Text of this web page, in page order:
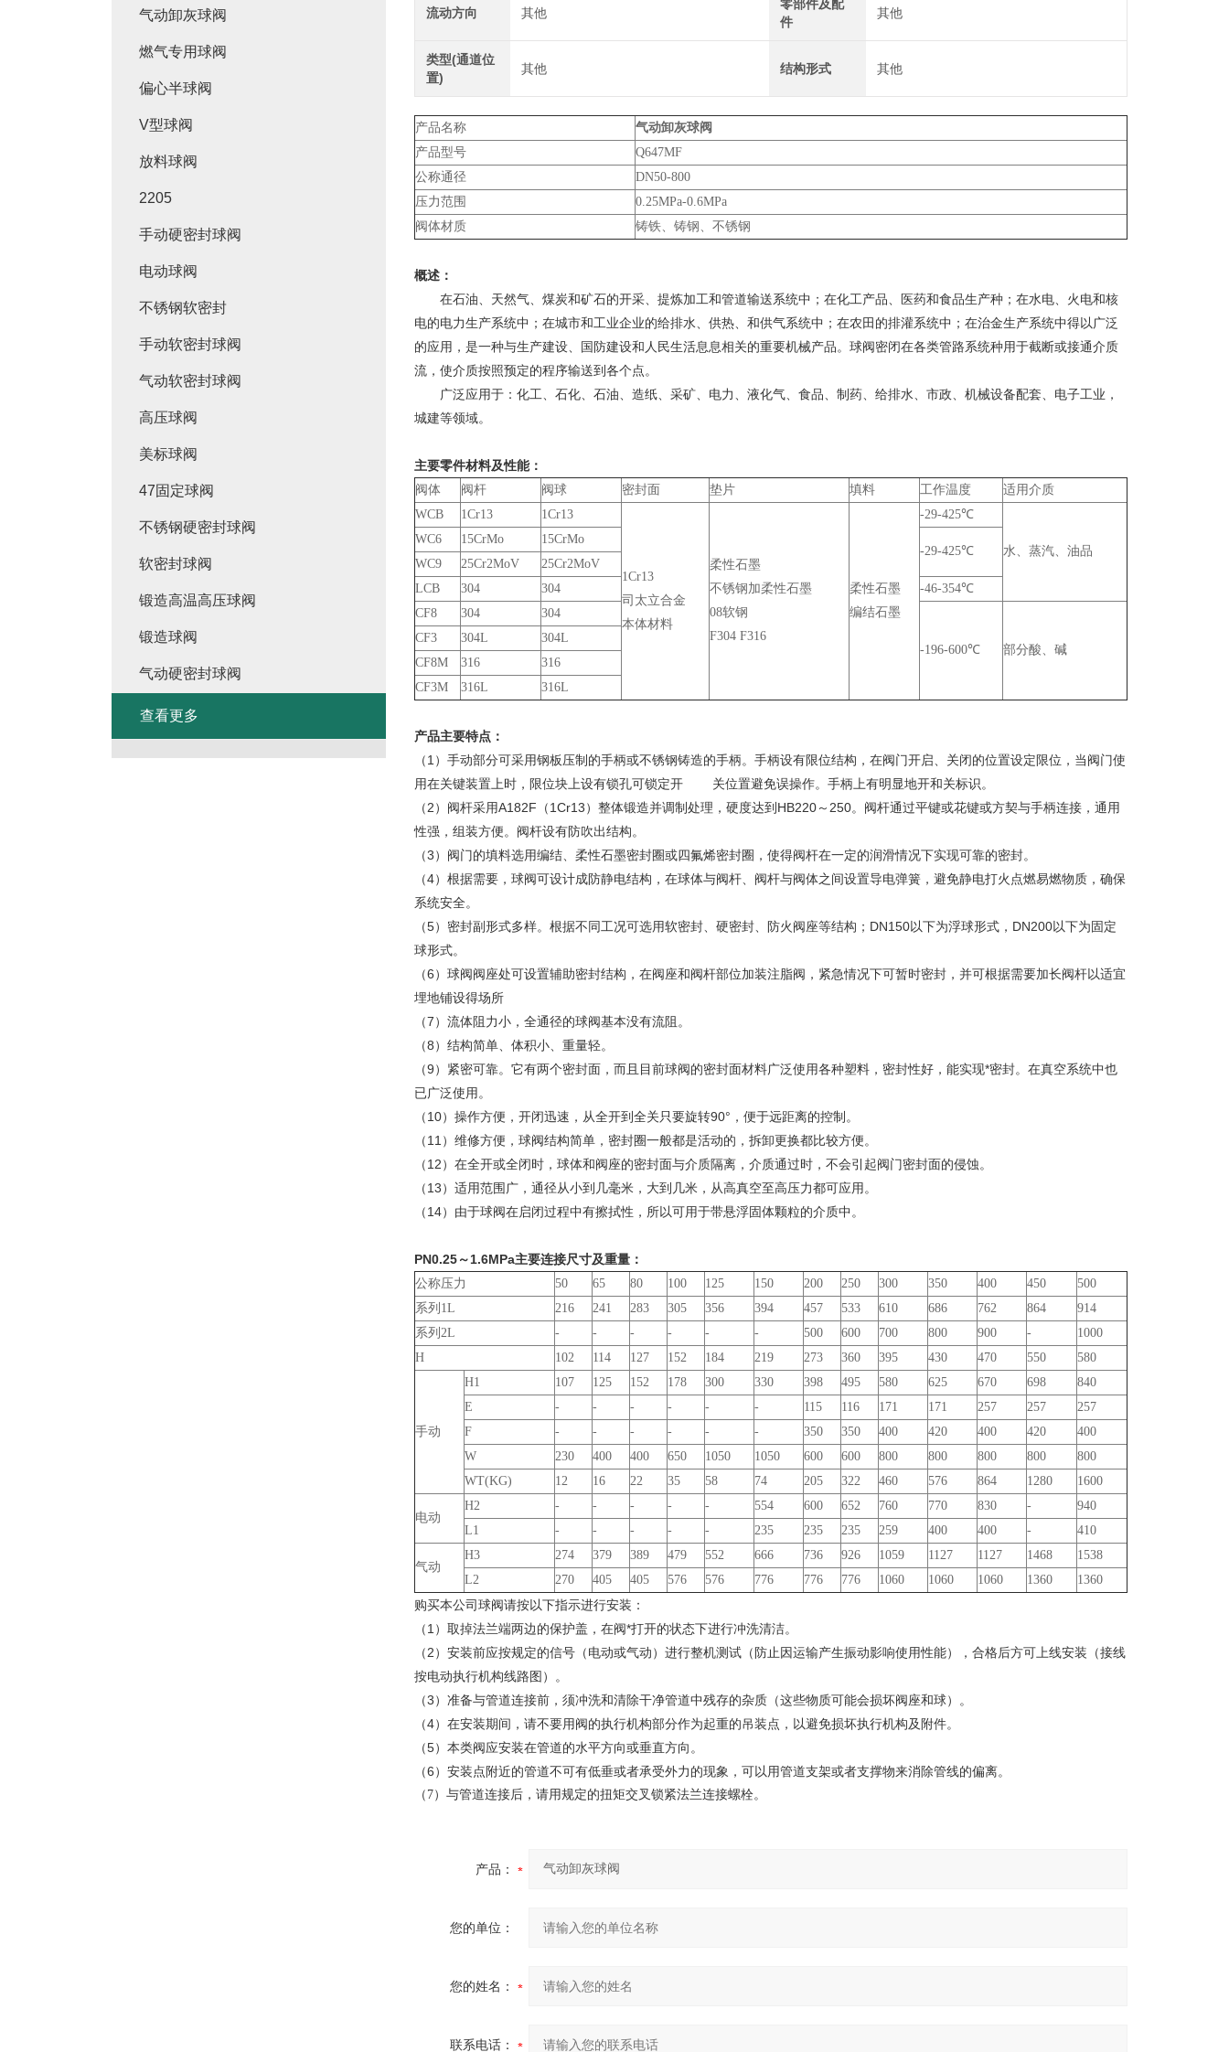
流动方向 其他
零部件及配
件
其他
类型(通道位
置)
其他 结构形式 其他
产品名称
气动卸灰球阀
产品型号
Q647MF
公称通径
DN50-800
压力范围
0.25MPa-0.6MPa
阀体材质
铸铁、铸钢、不锈钢
概述：
在石油、天然气、煤炭和矿石的开采、提炼加工和管道输送系统中；在化工产品、医药和食品生产种；在水电、火电和核
电的电力生产系统中；在城市和工业企业的给排水、供热、和供气系统中；在农田的排灌系统中；在治金生产系统中得以广泛
的应用，是一种与生产建设、国防建设和人民生活息息相关的重要机械产品。球阀密闭在各类管路系统种用于截断或接通介质
流，使介质按照预定的程序输送到各个点。
广泛应用于：化工、石化、石油、造纸、采矿、电力、液化气、食品、制药、给排水、市政、机械设备配套、电子工业，
城建等领域。
主要零件材料及性能：
阀体 阀杆 阀球 密封面 垫片 填料 工作温度
适用介质
WCB
1Cr13 1Cr13
1Cr13
司太立合金
本体材料
柔性石墨
不锈钢加柔性石墨
08软钢
F304 F316
柔性石墨
编结石墨
-29-425℃
水、蒸汽、油品
WC6 15CrMo
15CrMo
-29-425℃
WC9
25Cr2MoV
25Cr2MoV
LCB
304 304
-46-354℃
CF8
304 304
-196-600℃ 部分酸、碱
CF3 304L
304L
CF8M
316
316
CF3M
316L 316L
产品主要特点：
（1）手动部分可采用钢板压制的手柄或不锈钢铸造的手柄。手柄设有限位结构，在阀门开启、关闭的位置设定限位，当阀门使
用在关键装置上时，限位块上设有锁孔可锁定开 关位置避免误操作。手柄上有明显地开和关标识。
（2）阀杆采用A182F（1Cr13）整体锻造并调制处理，硬度达到HB220～250。阀杆通过平键或花键或方契与手柄连接，通用
性强，组装方便。阀杆设有防吹出结构。
（3）阀门的填料选用编结、柔性石墨密封圈或四氟烯密封圈，使得阀杆在一定的润滑情况下实现可靠的密封。
（4）根据需要，球阀可设计成防静电结构，在球体与阀杆、阀杆与阀体之间设置导电弹簧，避免静电打火点燃易燃物质，确保
系统安全。
（5）密封副形式多样。根据不同工况可选用软密封、硬密封、防火阀座等结构；DN150以下为浮球形式，DN200以下为固定
球形式。
（6）球阀阀座处可设置辅助密封结构，在阀座和阀杆部位加装注脂阀，紧急情况下可暂时密封，并可根据需要加长阀杆以适宜
埋地铺设得场所
（7）流体阻力小，全通径的球阀基本没有流阻。
（8）结构简单、体积小、重量轻。
（9）紧密可靠。它有两个密封面，而且目前球阀的密封面材料广泛使用各种塑料，密封性好，能实现*密封。在真空系统中也
已广泛使用。
（10）操作方便，开闭迅速，从全开到全关只要旋转90°，便于远距离的控制。
（11）维修方便，球阀结构简单，密封圈一般都是活动的，拆卸更换都比较方便。
（12）在全开或全闭时，球体和阀座的密封面与介质隔离，介质通过时，不会引起阀门密封面的侵蚀。
（13）适用范围广，通径从小到几毫米，大到几米，从高真空至高压力都可应用。
（14）由于球阀在启闭过程中有擦拭性，所以可用于带悬浮固体颗粒的介质中。
PN0.25～1.6MPa主要连接尺寸及重量：
公称压力 50 65 80 100 125 150 200 250 300 350 400 450
500
系列1L
216 241 283 305 356 394 457 533 610 686 762 864
914
系列2L
- - - - - - 500 600 700 800 900 -
1000
H
102 114 127 152 184 219 273 360 395 430 470 550 580
手动
H1 107 125 152 178 300 330 398 495 580 625 670 698
840
E
- - - - - - 115 116 171 171 257 257
257
F
- - - - - - 350 350 400 420 400 420
400
W
230 400 400 650 1050 1050 600 600 800 800 800 800
800
WT(KG)
12 16 22 35 58 74 205 322 460 576 864 1280 1600
电动
H2 - - - - - 554 600 652 760 770 830 -
940
L1
- - - - - 235 235 235 259 400 400 - 410
气动
H3 274 379 389 479 552 666 736 926 1059 1127 1127 1468
1538
L2
270 405 405 576 576 776 776 776 1060 1060 1060 1360 1360
购买本公司球阀请按以下指示进行安装：
（1）取掉法兰端两边的保护盖，在阀*打开的状态下进行冲洗清洁。
（2）安装前应按规定的信号（电动或气动）进行整机测试（防止因运输产生振动影响使用性能），合格后方可上线安装（接线
按电动执行机构线路图）。
（3）准备与管道连接前，须冲洗和清除干净管道中残存的杂质（这些物质可能会损坏阀座和球）。
（4）在安装期间，请不要用阀的执行机构部分作为起重的吊装点，以避免损坏执行机构及附件。
（5）本类阀应安装在管道的水平方向或垂直方向。
（6）安装点附近的管道不可有低垂或者承受外力的现象，可以用管道支架或者支撑物来消除管线的偏离。
（7）与管道连接后，请用规定的扭矩交叉锁紧法兰连接螺栓。
产品：
您的单位：
您的姓名：
联系电话：
气动卸灰球阀
燃气专用球阀
偏心半球阀
V型球阀
放料球阀
2205
手动硬密封球阀
电动球阀
不锈钢软密封
手动软密封球阀
气动软密封球阀
高压球阀
美标球阀
47固定球阀
不锈钢硬密封球阀
软密封球阀
锻造高温高压球阀
锻造球阀
气动硬密封球阀
查看更多